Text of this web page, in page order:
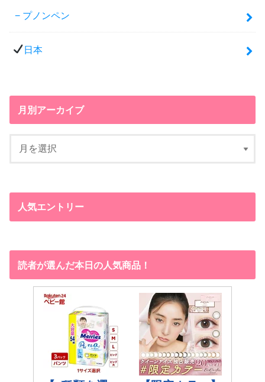
プノンペン
日本
月別アーカイブ
人気エントリー
読者が選んだ本日の人気商品！